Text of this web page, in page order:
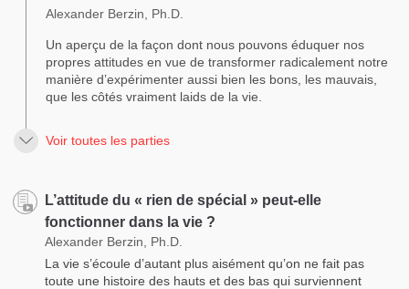
Alexander Berzin, Ph.D.
Un aperçu de la façon dont nous pouvons éduquer nos
propres attitudes en vue de transformer radicalement notre
manière d’expérimenter aussi bien les bons, les mauvais,
que les côtés vraiment laids de la vie.
Voir toutes les parties
L’attitude du « rien de spécial » peut-elle
fonctionner dans la vie ?
Alexander Berzin, Ph.D.
La vie s’écoule d’autant plus aisément qu’on ne fait pas
toute une histoire des hauts et des bas qui surviennent